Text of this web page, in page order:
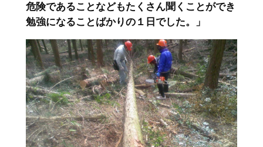
危険であることなどもたくさん聞くことができ
勉強になることばかりの１日でした。」